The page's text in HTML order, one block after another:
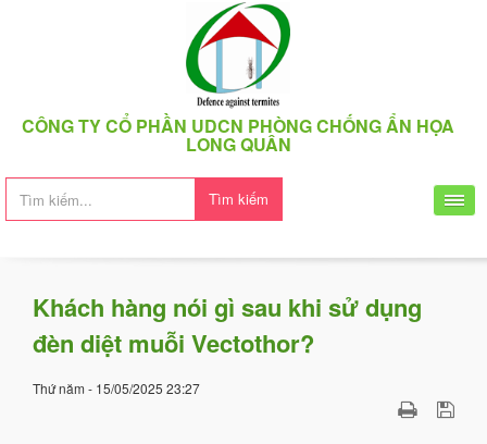
CÔNG TY CỔ PHẦN UDCN PHÒNG CHỐNG ẨN HỌA
LONG QUÂN
Tìm kiếm
Khách hàng nói gì sau khi sử dụng
đèn diệt muỗi Vectothor?
Thứ năm - 15/05/2025 23:27